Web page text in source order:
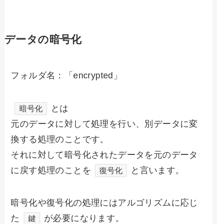
データの暗号化
フォルダ名：「encrypted」
暗号化
とは
元のデータに対して処理を行い、別データに変
換する処理のことです。
それに対して暗号化されたデータを元のデータ
に戻す処理のことを
復号化 と言います。
暗号化や復号化の処理にはアルゴリズムに応じ
た
鍵
が必要になります。